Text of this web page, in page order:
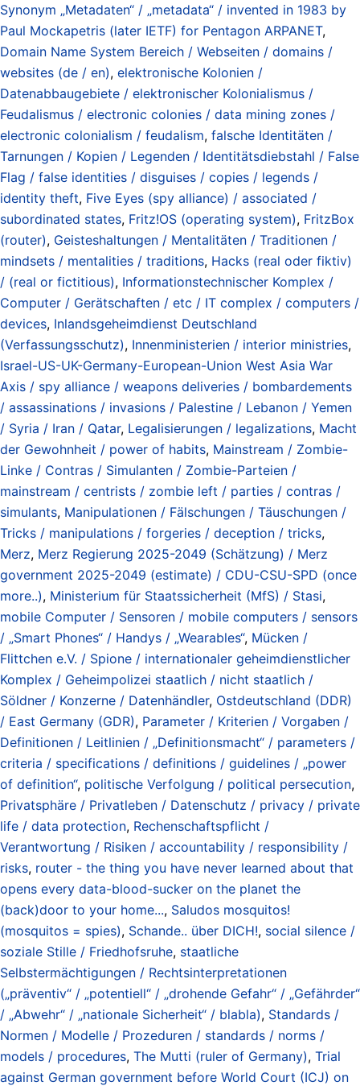
Synonym „Metadaten“ / „metadata“ / invented in 1983 by
Paul Mockapetris (later IETF) for Pentagon ARPANET,
Domain Name System Bereich / Webseiten / domains /
websites (de / en), elektronische Kolonien /
Datenabbaugebiete / elektronischer Kolonialismus /
Feudalismus / electronic colonies / data mining zones /
electronic colonialism / feudalism, falsche Identitäten /
Tarnungen / Kopien / Legenden / Identitätsdiebstahl / False
Flag / false identities / disguises / copies / legends /
identity theft, Five Eyes (spy alliance) / associated /
subordinated states, Fritz!OS (operating system), FritzBox
(router), Geisteshaltungen / Mentalitäten / Traditionen /
mindsets / mentalities / traditions, Hacks (real oder fiktiv)
/ (real or fictitious), Informationstechnischer Komplex /
Computer / Gerätschaften / etc / IT complex / computers /
devices, Inlandsgeheimdienst Deutschland
(Verfassungsschutz), Innenministerien / interior ministries,
Israel-US-UK-Germany-European-Union West Asia War
Axis / spy alliance / weapons deliveries / bombardements
/ assassinations / invasions / Palestine / Lebanon / Yemen
/ Syria / Iran / Qatar, Legalisierungen / legalizations, Macht
der Gewohnheit / power of habits, Mainstream / Zombie-
Linke / Contras / Simulanten / Zombie-Parteien /
mainstream / centrists / zombie left / parties / contras /
simulants, Manipulationen / Fälschungen / Täuschungen /
Tricks / manipulations / forgeries / deception / tricks,
Merz, Merz Regierung 2025-2049 (Schätzung) / Merz
government 2025-2049 (estimate) / CDU-CSU-SPD (once
more..), Ministerium für Staatssicherheit (MfS) / Stasi,
mobile Computer / Sensoren / mobile computers / sensors
/ „Smart Phones“ / Handys / „Wearables“, Mücken /
Flittchen e.V. / Spione / internationaler geheimdienstlicher
Komplex / Geheimpolizei staatlich / nicht staatlich /
Söldner / Konzerne / Datenhändler, Ostdeutschland (DDR)
/ East Germany (GDR), Parameter / Kriterien / Vorgaben /
Definitionen / Leitlinien / „Definitionsmacht“ / parameters /
criteria / specifications / definitions / guidelines / „power
of definition“, politische Verfolgung / political persecution,
Privatsphäre / Privatleben / Datenschutz / privacy / private
life / data protection, Rechenschaftspflicht /
Verantwortung / Risiken / accountability / responsibility /
risks, router - the thing you have never learned about that
opens every data-blood-sucker on the planet the
(back)door to your home..., Saludos mosquitos!
(mosquitos = spies), Schande.. über DICH!, social silence /
soziale Stille / Friedhofsruhe, staatliche
Selbstermächtigungen / Rechtsinterpretationen
(„präventiv“ / „potentiell“ / „drohende Gefahr“ / „Gefährder“
/ „Abwehr“ / „nationale Sicherheit“ / blabla), Standards /
Normen / Modelle / Prozeduren / standards / norms /
models / procedures, The Mutti (ruler of Germany), Trial
against German government before World Court (ICJ) on